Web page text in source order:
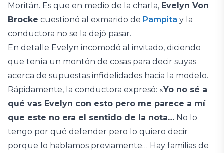
Moritán. Es que en medio de la charla, Evelyn Von
Brocke cuestionó al exmarido de Pampita y la
conductora no se la dejó pasar.
En detalle Evelyn incomodó al invitado, diciendo
que tenía un montón de cosas para decir suyas
acerca de supuestas infidelidades hacia la modelo.
Rápidamente, la conductora expresó: «Yo no sé a
qué vas Evelyn con esto pero me parece a mí
que este no era el sentido de la nota… No lo
tengo por qué defender pero lo quiero decir
porque lo hablamos previamente… Hay familias de